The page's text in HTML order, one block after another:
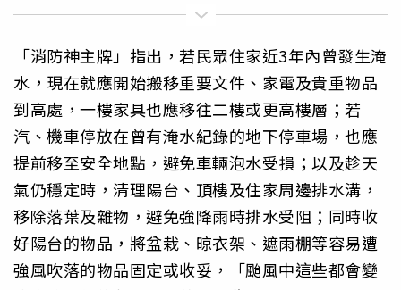
「消防神主牌」指出，若民眾住家近3年內曾發生淹
水，現在就應開始搬移重要文件、家電及貴重物品
到高處，一樓家具也應移往二樓或更高樓層；若
汽、機車停放在曾有淹水紀錄的地下停車場，也應
提前移至安全地點，避免車輛泡水受損；以及趁天
氣仍穩定時，清理陽台、頂樓及住家周邊排水溝，
移除落葉及雜物，避免強降雨時排水受阻；同時收
好陽台的物品，將盆栽、晾衣架、遮雨棚等容易遭
強風吹落的物品固定或收妥，「颱風中這些都會變